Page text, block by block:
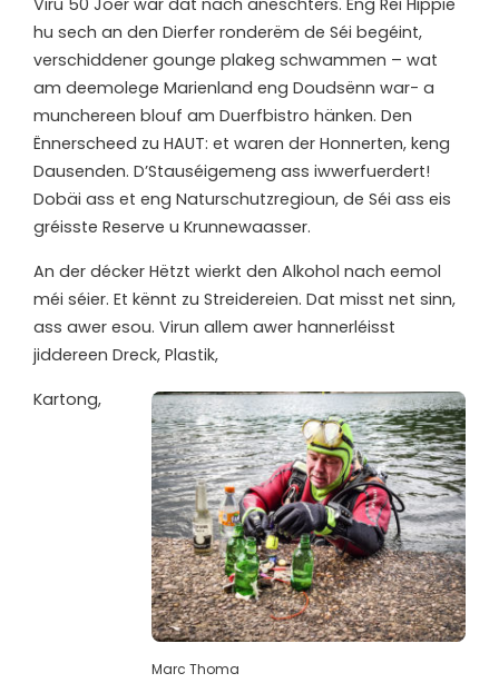
hu sech an den Dierfer ronderëm de Séi begéint,
verschiddener gounge plakeg schwammen – wat
am deemolege Marienland eng Doudsënn war- a
munchereen blouf am Duerfbistro hänken. Den
Ënnerscheed zu HAUT: et waren der Honnerten, keng
Dausenden. D’Stauséigemeng ass iwwerfuerdert!
Dobäi ass et eng Naturschutzregioun, de Séi ass eis
gréisste Reserve u Krunnewaasser.
An der décker Hëtzt wierkt den Alkohol nach eemol
méi séier. Et kënnt zu Streidereien. Dat misst net sinn,
ass awer esou. Virun allem awer hannerléisst
jiddereen Dreck, Plastik,
Marc Thoma
Kartong,